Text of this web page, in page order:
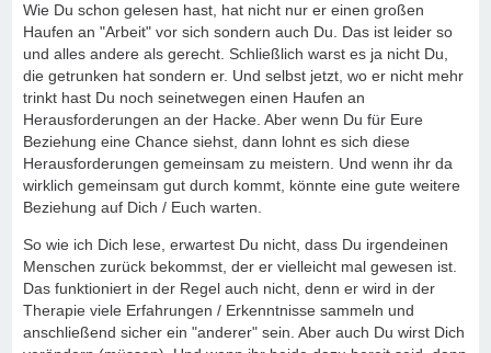
Wie Du schon gelesen hast, hat nicht nur er einen großen
Haufen an "Arbeit" vor sich sondern auch Du. Das ist leider so
und alles andere als gerecht. Schließlich warst es ja nicht Du,
die getrunken hat sondern er. Und selbst jetzt, wo er nicht mehr
trinkt hast Du noch seinetwegen einen Haufen an
Herausforderungen an der Hacke. Aber wenn Du für Eure
Beziehung eine Chance siehst, dann lohnt es sich diese
Herausforderungen gemeinsam zu meistern. Und wenn ihr da
wirklich gemeinsam gut durch kommt, könnte eine gute weitere
Beziehung auf Dich / Euch warten.
So wie ich Dich lese, erwartest Du nicht, dass Du irgendeinen
Menschen zurück bekommst, der er vielleicht mal gewesen ist.
Das funktioniert in der Regel auch nicht, denn er wird in der
Therapie viele Erfahrungen / Erkenntnisse sammeln und
anschließend sicher ein "anderer" sein. Aber auch Du wirst Dich